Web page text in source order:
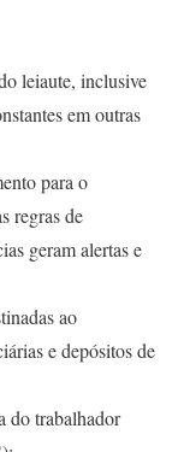
leiaute, inclusive
em outras
para o
regras de
geram alertas e
ao
e depósitos de
do trabalhador